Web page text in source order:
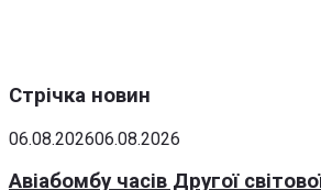
Стрічка новин
06.08.202606.08.2026
Авіабомбу часів Другої